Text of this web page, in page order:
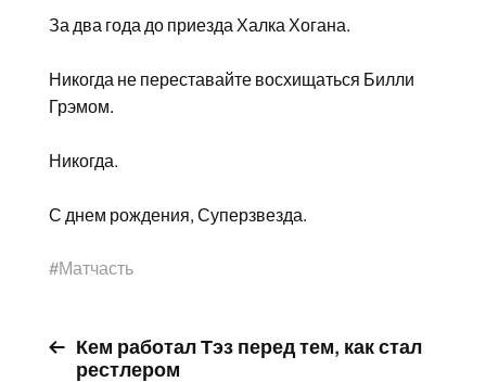
За два года до приезда Халка Хогана.
Никогда не переставайте восхищаться Билли
Грэмом.
Никогда.
С днем рождения, Суперзвезда.
#Матчасть
Кем работал Тэз перед тем, как стал
рестлером